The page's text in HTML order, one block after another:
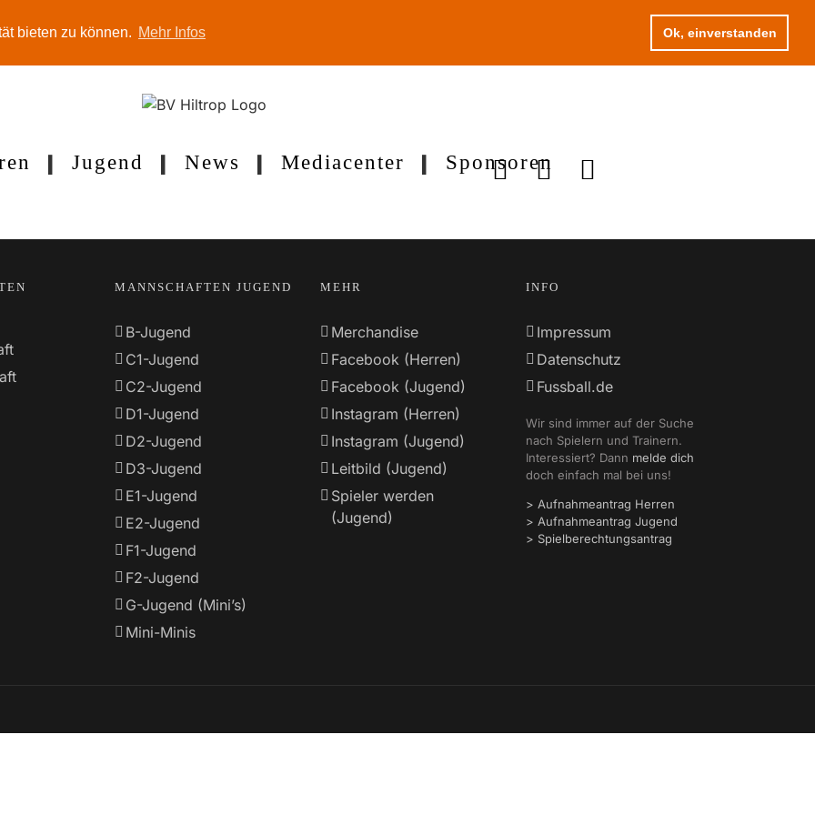
bieten zu können. Mehr Infos Ok, einverstanden
Jugend News Mediacenter Sponsoren
MANNSCHAFTEN JUGEND
B-Jugend
C1-Jugend
C2-Jugend
D1-Jugend
D2-Jugend
D3-Jugend
E1-Jugend
E2-Jugend
F1-Jugend
F2-Jugend
G-Jugend (Mini’s)
Mini-Minis
MEHR
Merchandise
Facebook (Herren)
Facebook (Jugend)
Instagram (Herren)
Instagram (Jugend)
Leitbild (Jugend)
Spieler werden
(Jugend)
INFO
Impressum
Datenschutz
Fussball.de
Wir sind immer auf der Suche
nach Spielern und Trainern.
Interessiert? Dann melde dich
doch einfach mal bei uns!
> Aufnahmeantrag Herren
> Aufnahmeantrag Jugend
> Spielberechtungsantrag